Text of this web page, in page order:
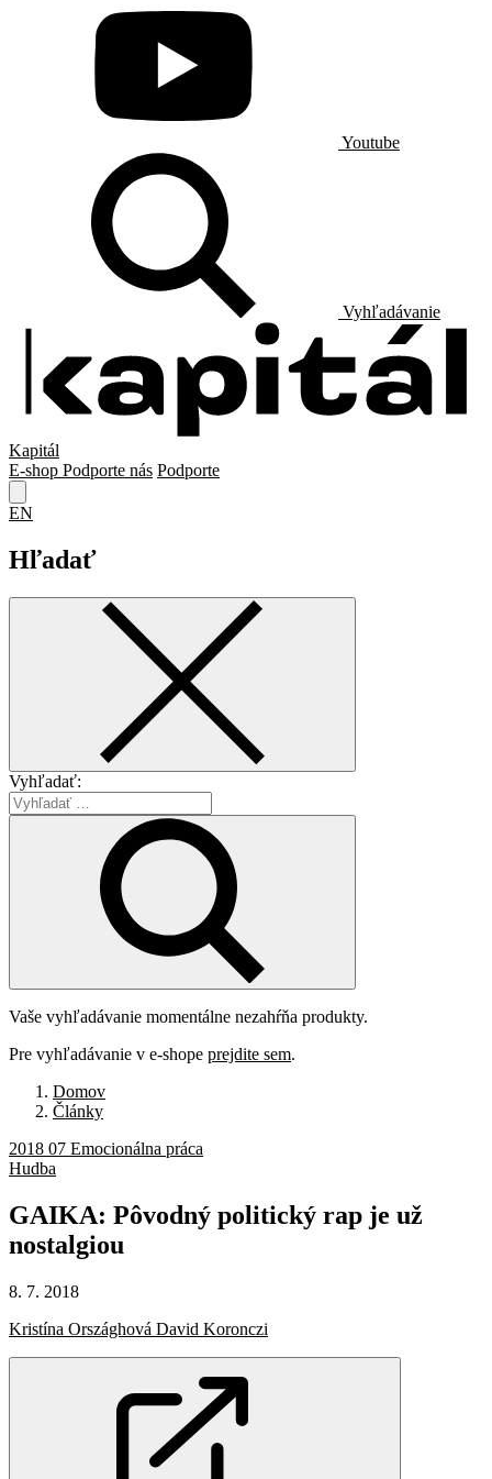
Youtube
Vyhľadávanie
Kapitál
E-shop Podporte nás Podporte
EN
Hľadať
Vyhľadať:
Vaše vyhľadávanie momentálne nezahŕňa produkty.
Pre vyhľadávanie v e-shope prejdite sem.
Domov
Články
2018 07 Emocionálna práca
Hudba
GAIKA: Pôvodný politický rap je už
nostalgiou
8. 7. 2018
Kristína Országhová David Koronczi